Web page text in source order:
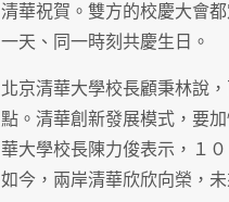
清華祝賀。雙方的校慶大會
一天、同一時刻共慶生日。
北京清華大學校長顧秉林說
點。清華創新發展模式，要
華大學校長陳力俊表示，１
如今，兩岸清華欣欣向榮，